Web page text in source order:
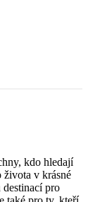
kdo hledají
v krásné
pro